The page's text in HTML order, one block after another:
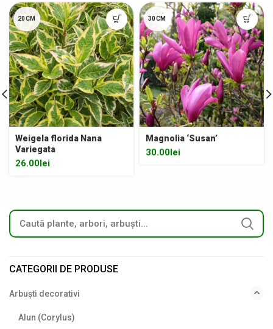
20CM
Weigela florida Nana
Variegata
26.00lei
30CM
Magnolia ‘Susan’
30.00lei
CATEGORII DE PRODUSE
Arbuști decorativi
Alun (Corylus)